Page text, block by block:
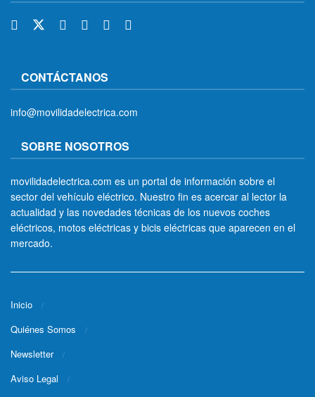
CONTÁCTANOS
info@movilidadelectrica.com
SOBRE NOSOTROS
movilidadelectrica.com es un portal de información sobre el
sector del vehículo eléctrico. Nuestro fin es acercar al lector la
actualidad y las novedades técnicas de los nuevos coches
eléctricos, motos eléctricas y bicis eléctricas que aparecen en el
mercado.
Inicio
Quiénes Somos
Newsletter
Aviso Legal